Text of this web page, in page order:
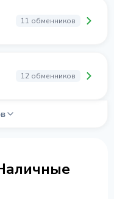
11 обменников
12 обменников